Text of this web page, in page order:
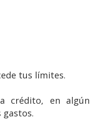
tus límites.
crédito, en algún